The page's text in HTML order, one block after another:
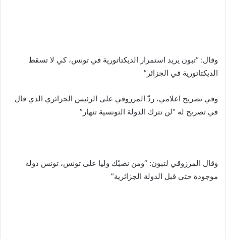
وقال: “تبون يريد استمرار الديكتاتورية في تونس، كي لا تسقط
الديكتاتورية في الجزائر”
وفي تصريح اعلامي، ردّ المرزوقي على الرئيس الجزائري الذي قال
في تصريح له “لن نترك الدولة التونسية تنهار”
وقال المرزوقي لتبون: “ومن نصبّك وليا على تونس، تونس دولة
موجودة حتى قبل الدولة الجزائرية”